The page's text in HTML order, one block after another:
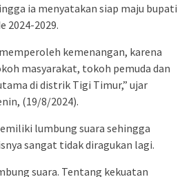
ia menyatakan siap maju bupati
2024-2029.
kemenangan, karena
masyarakat, tokoh pemuda dan
di distrik Tigi Timur,” ujar
(19/8/2024).
lumbung suara sehingga
sangat tidak diragukan lagi.
suara. Tentang kekuatan